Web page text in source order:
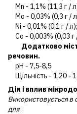
Mn - 1,1% (11,3 г /
Mo - 0,03% (0,3 г /
Ni - 0,01% (0,1 г / л);
Co - 0,003% (0,03 г
Додатково
речовин.
pH - 7,5-8,5
Щільність - 1,20 -
Дія і вплив
Використовується в
для: